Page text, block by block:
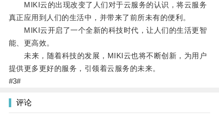
MIKI云的出现改变了人们对于云服务的认识，将云服务
真正应用到人们的生活中，并带来了前所未有的便利。
MIKI云开启了一个全新的科技时代，让人们的生活更智
能、更高效。
未来，随着科技的发展，MIKI云也将不断创新，为用户
提供更多更好的服务，引领着云服务的未来。
#3#
评论